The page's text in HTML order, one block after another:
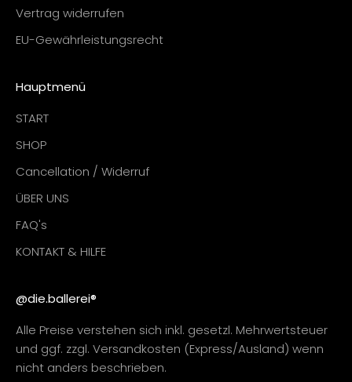
Vertrag widerrufen
EU-Gewährleistungsrecht
Hauptmenü
START
SHOP
Cancellation / Widerruf
ÜBER UNS
FAQ's
KONTAKT & HILFE
@die.ballerei®
Alle Preise verstehen sich inkl. gesetzl. Mehrwertsteuer
und ggf. zzgl. Versandkosten (Express/Ausland) wenn
nicht anders beschrieben.